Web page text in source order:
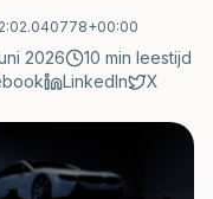
2026 10 min leestijd
LinkedIn X